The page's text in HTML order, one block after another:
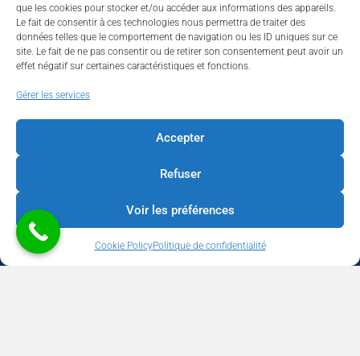
que les cookies pour stocker et/ou accéder aux informations des appareils.
Le fait de consentir à ces technologies nous permettra de traiter des
données telles que le comportement de navigation ou les ID uniques sur ce
site. Le fait de ne pas consentir ou de retirer son consentement peut avoir un
effet négatif sur certaines caractéristiques et fonctions.
Gérer les services
Accepter
Refuser
Voir les préférences
Cookie PolicyPolitique de confidentialité
LES BÂTISSEURS DE LIÈGE
Par le Walhardent